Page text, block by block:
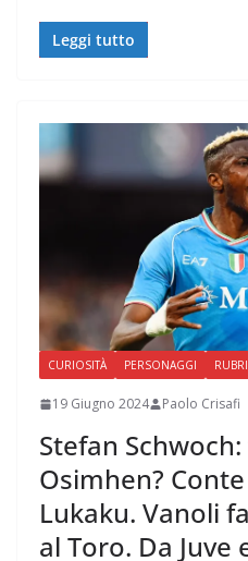
Leggi tutto
CURIOSITÀ PERSONAGGI
19 Giugno 2024 Paolo Crisafi
Stefan
Osimhen?
Lukaku. Vanoli
al Toro. Da Juve